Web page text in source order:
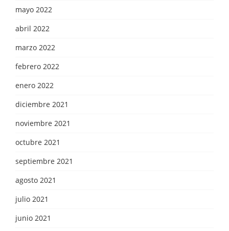
mayo 2022
abril 2022
marzo 2022
febrero 2022
enero 2022
diciembre 2021
noviembre 2021
octubre 2021
septiembre 2021
agosto 2021
julio 2021
junio 2021